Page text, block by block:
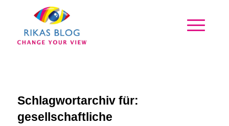
Schlagwortarchiv für:
gesellschaftliche